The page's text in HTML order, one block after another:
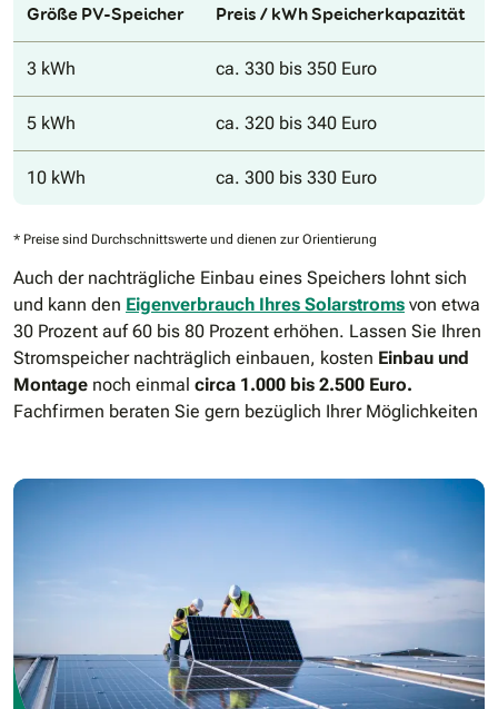
Größe PV-Speicher Preis / kWh Speicherkapazität
3 kWh ca. 330 bis 350 Euro
5 kWh ca. 320 bis 340 Euro
10 kWh ca. 300 bis 330 Euro
* Preise sind Durchschnittswerte und dienen zur Orientierung
Auch der nachträgliche Einbau eines Speichers lohnt sich
und kann den Eigenverbrauch Ihres Solarstroms von etwa
30 Prozent auf 60 bis 80 Prozent erhöhen. Lassen Sie Ihren
Stromspeicher nachträglich einbauen, kosten Einbau und
Montage noch einmal circa 1.000 bis 2.500 Euro.
Fachfirmen beraten Sie gern bezüglich Ihrer Möglichkeiten